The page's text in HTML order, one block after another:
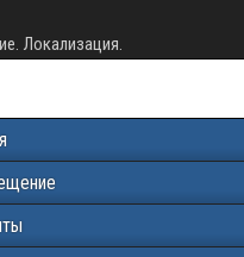
Локализация.